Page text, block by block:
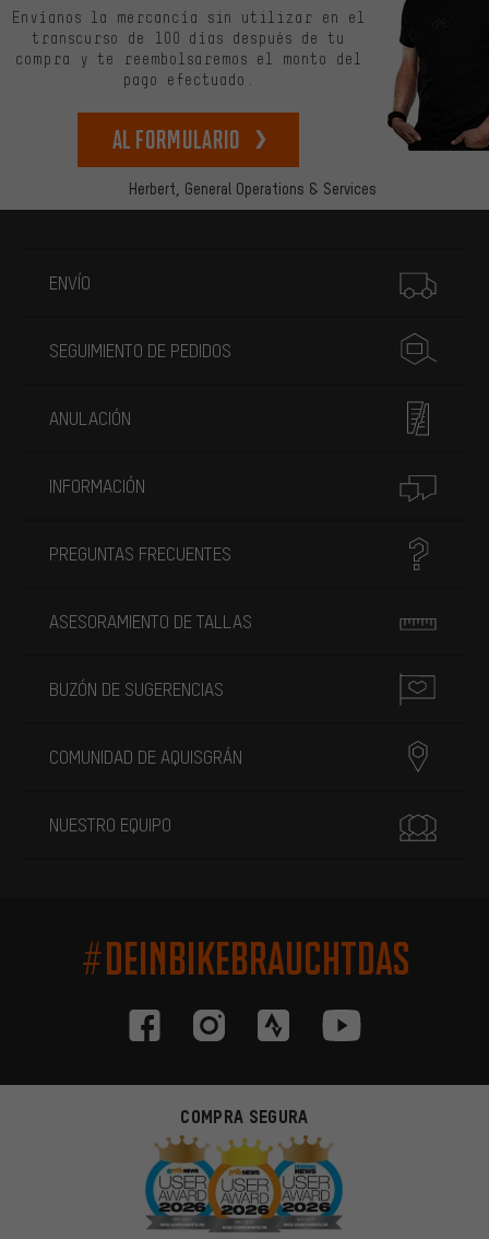
Herbert, General Operations & Services
Envíanos la mercancía sin utilizar en el
transcurso de 100 días después de tu
compra y te reembolsaremos el monto del
pago efectuado.
Al formulario
ENVÍO
SEGUIMIENTO DE PEDIDOS
ANULACIÓN
INFORMACIÓN
PREGUNTAS FRECUENTES
ASESORAMIENTO DE TALLAS
BUZÓN DE SUGERENCIAS
COMUNIDAD DE AQUISGRÁN
NUESTRO EQUIPO
#DEINBIKEBRAUCHTDAS
COMPRA SEGURA